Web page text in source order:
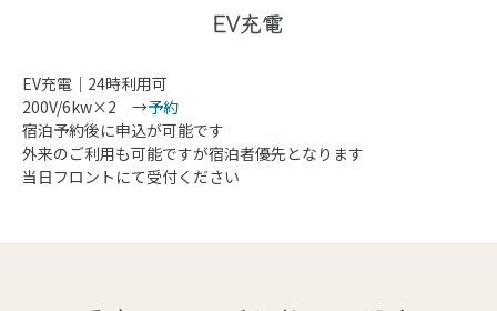
EV充電
EV充電｜24時利用可
200V/6kw×2 →予約
宿泊予約後に申込が可能です
外来のご利用も可能ですが宿泊者優先となります
当日フロントにて受付ください